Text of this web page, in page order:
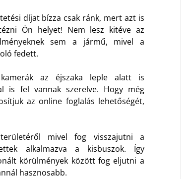
díjat bízza csak ránk, mert azt is
Ön helyet! Nem lesz kitéve az
sem a jármű, mivel a
fedett.
az éjszaka leple alatt is
is fel vannak szerelve. Hogy még
az online foglalás lehetőségét,
mivel fog visszajutni a
alkalmazva a kisbuszok. Így
körülmények között fog eljutni a
hasznosabb.